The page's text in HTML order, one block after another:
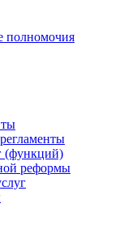
полномочия
(функций)
реформы